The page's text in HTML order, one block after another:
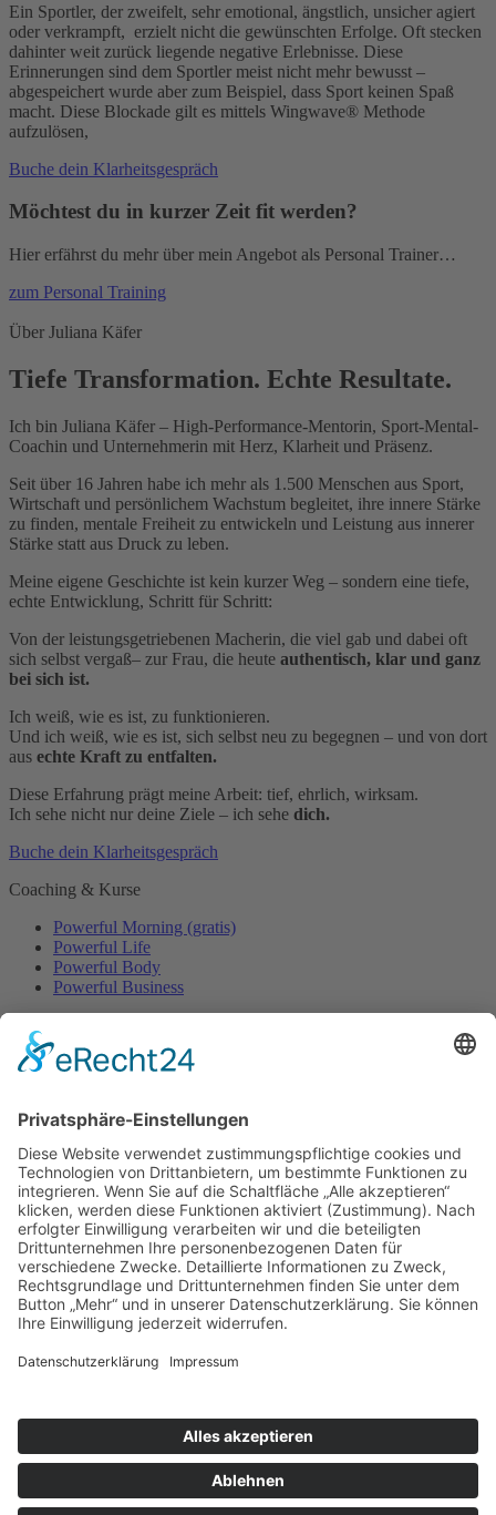
Ein Sportler, der zweifelt, sehr emotional, ängstlich, unsicher agiert
oder verkrampft, erzielt nicht die gewünschten Erfolge. Oft stecken
dahinter weit zurück liegende negative Erlebnisse. Diese
Erinnerungen sind dem Sportler meist nicht mehr bewusst –
abgespeichert wurde aber zum Beispiel, dass Sport keinen Spaß
macht. Diese Blockade gilt es mittels Wingwave® Methode
aufzulösen,
Buche dein Klarheitsgespräch
Möchtest du in kurzer Zeit fit werden?
Hier erfährst du mehr über mein Angebot als Personal Trainer…
zum Personal Training
Über Juliana Käfer
Tiefe Transformation. Echte Resultate.
Ich bin Juliana Käfer – High-Performance-Mentorin, Sport-Mental-
Coachin und Unternehmerin mit Herz, Klarheit und Präsenz.
Seit über 16 Jahren habe ich mehr als 1.500 Menschen aus Sport,
Wirtschaft und persönlichem Wachstum begleitet, ihre innere Stärke
zu finden, mentale Freiheit zu entwickeln und Leistung aus innerer
Stärke statt aus Druck zu leben.
Meine eigene Geschichte ist kein kurzer Weg – sondern eine tiefe,
echte Entwicklung, Schritt für Schritt:
Von der leistungsgetriebenen Macherin, die viel gab und dabei oft
sich selbst vergaß– zur Frau, die heute authentisch, klar und ganz
bei sich ist.
Ich weiß, wie es ist, zu funktionieren.
Und ich weiß, wie es ist, sich selbst neu zu begegnen – und von dort
aus echte Kraft zu entfalten.
Diese Erfahrung prägt meine Arbeit: tief, ehrlich, wirksam.
Ich sehe nicht nur deine Ziele – ich sehe dich.
Buche dein Klarheitsgespräch
Coaching & Kurse
Powerful Morning (gratis)
Powerful Life
Powerful Body
Powerful Business
Event-Übersicht
Über mich
Mit mir arbeiten
Gratis
Podcast
Shop
Datenschutz
Kasse